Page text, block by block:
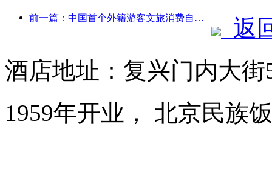
前一篇：中国首个外籍游客文旅消费自助系统在沪启动
返
酒店地址：复兴门内大
1959年开业， 北京民